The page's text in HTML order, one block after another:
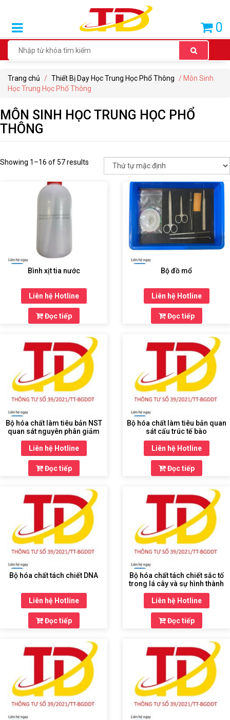
0
PHẨM
BÁN
CHẠY
THIẾT
DẠY
HỌC
TIỂU
BỊ
CHẤT
THIẾT
BỊ
DẠY
HỌC
CHUNG
Trang chủ / Thiết Bị Dạy Học Trung Học Phổ Thông
/ Môn Sinh
Học Trung Học Phổ Thông
MÔN SINH HỌC TRUNG HỌC PHỔ
THÔNG
Showing 1–16 of 57 results
Bình xịt tia nước
Liên hệ Hotline
Đọc tiếp
Bộ đồ mổ
Liên hệ Hotline
Đọc tiếp
Bộ hóa chất làm tiêu bản NST
quan sát nguyên phân giảm
phân
Liên hệ Hotline
Đọc tiếp
Bộ hóa chất làm tiêu bản quan
sát cấu trúc tế bào
Liên hệ Hotline
Đọc tiếp
Bộ hóa chất tách chiết DNA
Liên hệ Hotline
Đọc tiếp
Bộ hóa chất tách chiết sắc tố
trong lá cây và sự hình thành
tinh bột
Liên hệ Hotline
Đọc tiếp